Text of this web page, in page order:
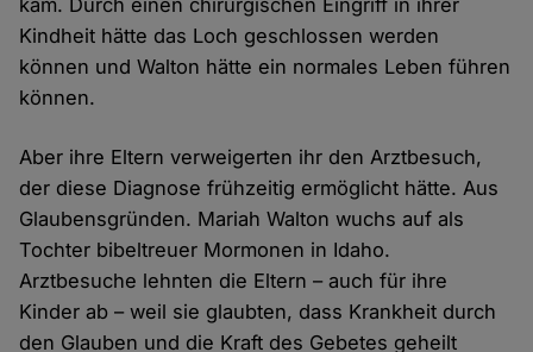
kam. Durch einen chirurgischen Eingriff in ihrer
Kindheit hätte das Loch geschlossen werden
können und Walton hätte ein normales Leben führen
können.
Aber ihre Eltern verweigerten ihr den Arztbesuch,
der diese Diagnose frühzeitig ermöglicht hätte. Aus
Glaubensgründen. Mariah Walton wuchs auf als
Tochter bibeltreuer Mormonen in Idaho.
Arztbesuche lehnten die Eltern – auch für ihre
Kinder ab – weil sie glaubten, dass Krankheit durch
den Glauben und die Kraft des Gebetes geheilt